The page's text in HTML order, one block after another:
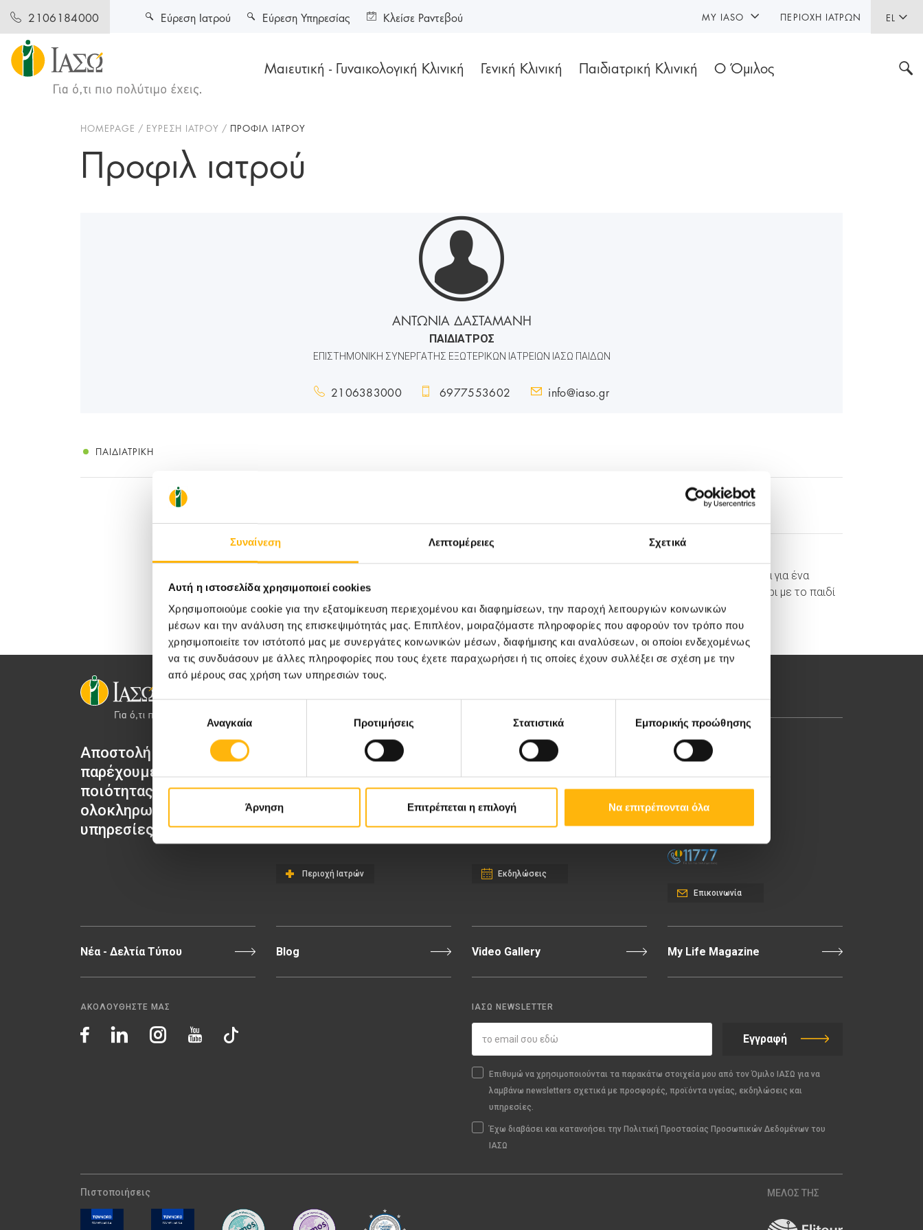
Συναίνεση Λεπτομέρειες Σχετικά
Αυτή η ιστοσελίδα χρησιμοποιεί cookies
Χρησιμοποιούμε cookie για την εξατομίκευση περιεχομένου και διαφημίσεων, την παροχή λειτουργιών κοινωνικών
μέσων και την ανάλυση της επισκεψιμότητάς μας. Επιπλέον, μοιραζόμαστε πληροφορίες που αφορούν τον τρόπο που
χρησιμοποιείτε τον ιστότοπό μας με συνεργάτες κοινωνικών μέσων, διαφήμισης και αναλύσεων, οι οποίοι ενδεχομένως
να τις συνδυάσουν με άλλες πληροφορίες που τους έχετε παραχωρήσει ή τις οποίες έχουν συλλέξει σε σχέση με την
από μέρους σας χρήση των υπηρεσιών τους.
συγκατάθεσηςΑναγκαία Προτιμήσεις Στατιστικά Εμπορικής προώθησης
Άρνηση Επιτρέπεται η επιλογή Να επιτρέπονται όλα
2106184000 EL
Μαιευτική - Γυναικολογική Κλινική Γενική Κλινική Παιδιατρική Κλινική Ο Όμιλος
Εύρεση Ιατρού Εύρεση Υπηρεσίας Κλείσε Ραντεβού MY IASO ΠΕΡΙΟΧΉ ΙΑΤΡΏΝ
HOMEPAGE ΕΥΡΕΣΗ ΙΑΤΡΟΥ ΠΡΟΦΙΛ ΙΑΤΡΟΥ
Προφιλ ιατρού
ΑΝΤΩΝΙΑ ΔΑΣΤΑΜΑΝΗ
ΠΑΙΔΙΑΤΡΟΣ
ΕΠΙΣΤΗΜΟΝΙΚΗ ΣΥΝΕΡΓΑΤΗΣ ΕΞΩΤΕΡΙΚΩΝ ΙΑΤΡΕΙΩΝ ΙΑΣΩ ΠΑΙΔΩΝ
2106383000 6977553602 info@iaso.gr
ΠΑΙΔΙΑΤΡΙΚΉ
06/08/2015
Προληπτικά μέτρα για ένα
ασφαλές καλοκαίρι με το παιδί
Αποστολή μας να
παρέχουμε υψηλής
ποιότητας
ολοκληρωμένες
υπηρεσίες υγείας.
ΙΑΣΩ Μαιευτική-Γυναικολογική Κλινική
Περιοχή Ιατρών
Διακρίσεις & Βραβεία
Εκδηλώσεις
Λεωφ. Κηφισίας 37-39,
Τηλ. Κέντρο: 210 61 84
000
Επικοινωνία
Νέα - Δελτία Τύπου Blog Video Gallery My Life Magazine
ΑΚΟΛΟΥΘΗΣΤΕ ΜΑΣ ΙΑΣΩ NEWSLETTER
Εγγραφή
Επιθυμώ να χρησιμοποιούνται τα παρακάτω στοιχεία μου από τον Όμιλο ΙΑΣΩ για να
λαμβάνω newsletters σχετικά με προσφορές, προϊόντα υγείας, εκδηλώσεις και
υπηρεσίες.
Έχω διαβάσει και κατανοήσει την Πολιτική Προστασίας Προσωπικών Δεδομένων του
ΙΑΣΩ
Πιστοποιήσεις ΜΕΛΟΣ ΤΗΣ